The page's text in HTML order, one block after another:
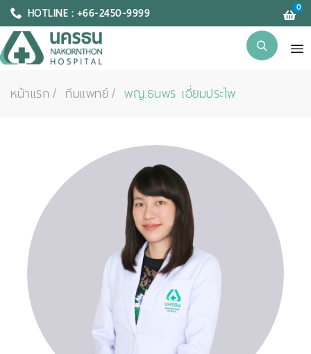
HOTLINE : +66-2450-9999 0
หน้าแรก ทีมแพทย์ พญ.ธนพร เอี่ยมประไพ